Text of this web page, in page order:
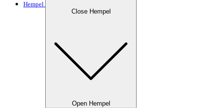
Hempel
Close Hempel
Open Hempel